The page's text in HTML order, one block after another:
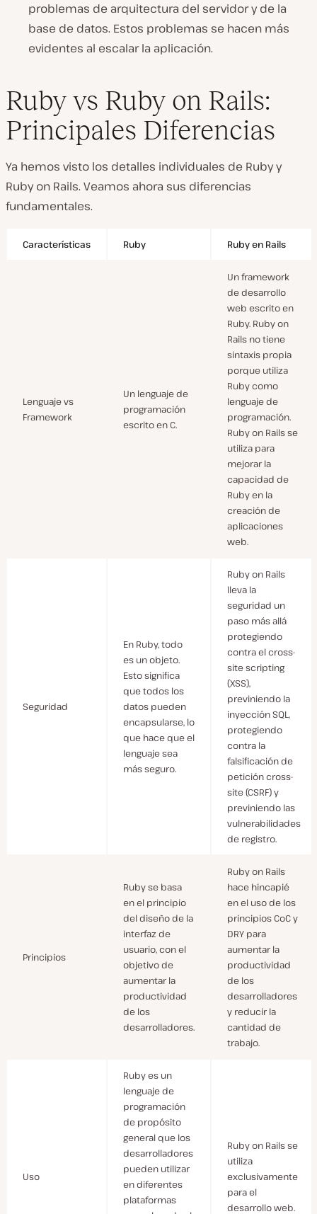
problemas de arquitectura del servidor y de la
base de datos. Estos problemas se hacen más
evidentes al escalar la aplicación.
Ruby vs Ruby on Rails:
Principales Diferencias
Ya hemos visto los detalles individuales de Ruby y
Ruby on Rails. Veamos ahora sus diferencias
fundamentales.
Características Ruby Ruby en Rails
Lenguaje vs
Framework
Un lenguaje de
programación
escrito en C.
Un framework
de desarrollo
web escrito en
Ruby. Ruby on
Rails no tiene
sintaxis propia
porque utiliza
Ruby como
lenguaje de
programación.
Ruby on Rails se
utiliza para
mejorar la
capacidad de
Ruby en la
creación de
aplicaciones
web.
Seguridad
En Ruby, todo
es un objeto.
Esto significa
que todos los
datos pueden
encapsularse, lo
que hace que el
lenguaje sea
más seguro.
Ruby on Rails
lleva la
seguridad un
paso más allá
protegiendo
contra el cross-
site scripting
(XSS),
previniendo la
inyección SQL,
protegiendo
contra la
falsificación de
petición cross-
site (CSRF) y
previniendo las
vulnerabilidades
de registro.
Principios
Ruby se basa
en el principio
del diseño de la
interfaz de
usuario, con el
objetivo de
aumentar la
productividad
de los
desarrolladores.
Ruby on Rails
hace hincapié
en el uso de los
principios CoC y
DRY para
aumentar la
productividad
de los
desarrolladores
y reducir la
cantidad de
trabajo.
Uso
Ruby es un
lenguaje de
programación
de propósito
general que los
desarrolladores
pueden utilizar
en diferentes
plataformas
Ruby on Rails se
utiliza
exclusivamente
para el
desarrollo web.